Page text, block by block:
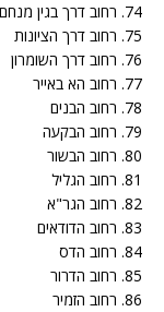
74. רחוב דרך בגין מנחם
75. רחוב דרך הציונות
76. רחוב דרך השומרון
77. רחוב הא באייר
78. רחוב הבנים
79. רחוב הבקעה
80. רחוב הבשור
81. רחוב הגליל
82. רחוב הגר"א
83. רחוב הדודאים
84. רחוב הדס
85. רחוב הדרור
86. רחוב הזמיר